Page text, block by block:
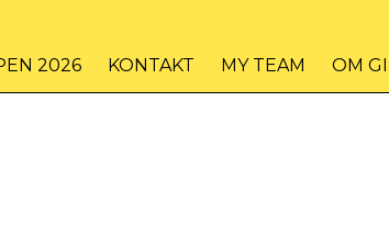
2026 KONTAKT MY TEAM OM